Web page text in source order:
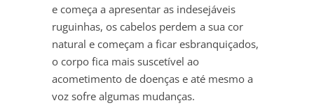
e começa a apresentar as indesejáveis
ruguinhas, os cabelos perdem a sua cor
natural e começam a ficar esbranquiçados,
o corpo fica mais suscetível ao
acometimento de doenças e até mesmo a
voz sofre algumas mudanças.